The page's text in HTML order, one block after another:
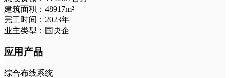
建筑面积： 48917m²
完工时间： 2023年
业主类型： 国央企
应用产品
综合布线系统